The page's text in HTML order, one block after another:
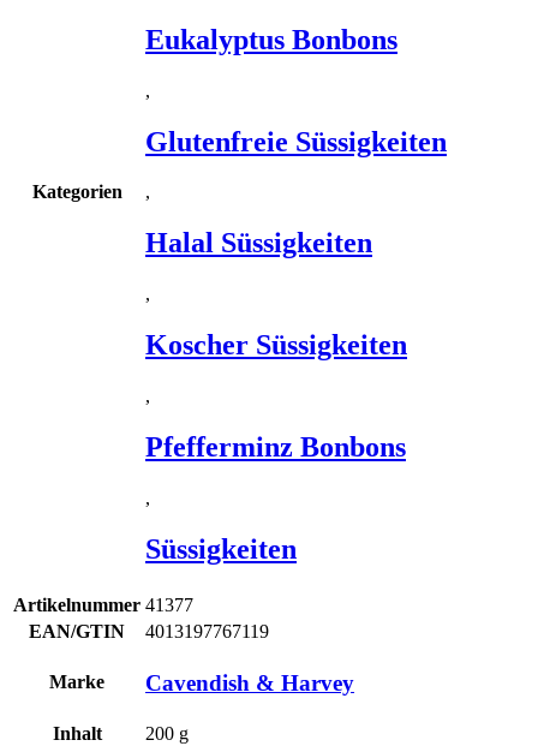
Kategorien
Eukalyptus Bonbons
,
Glutenfreie Süssigkeiten
,
Halal Süssigkeiten
,
Koscher Süssigkeiten
,
Pfefferminz Bonbons
,
Süssigkeiten
Artikelnummer 41377
EAN/GTIN
4013197767119
Marke Cavendish & Harvey
Inhalt 200 g